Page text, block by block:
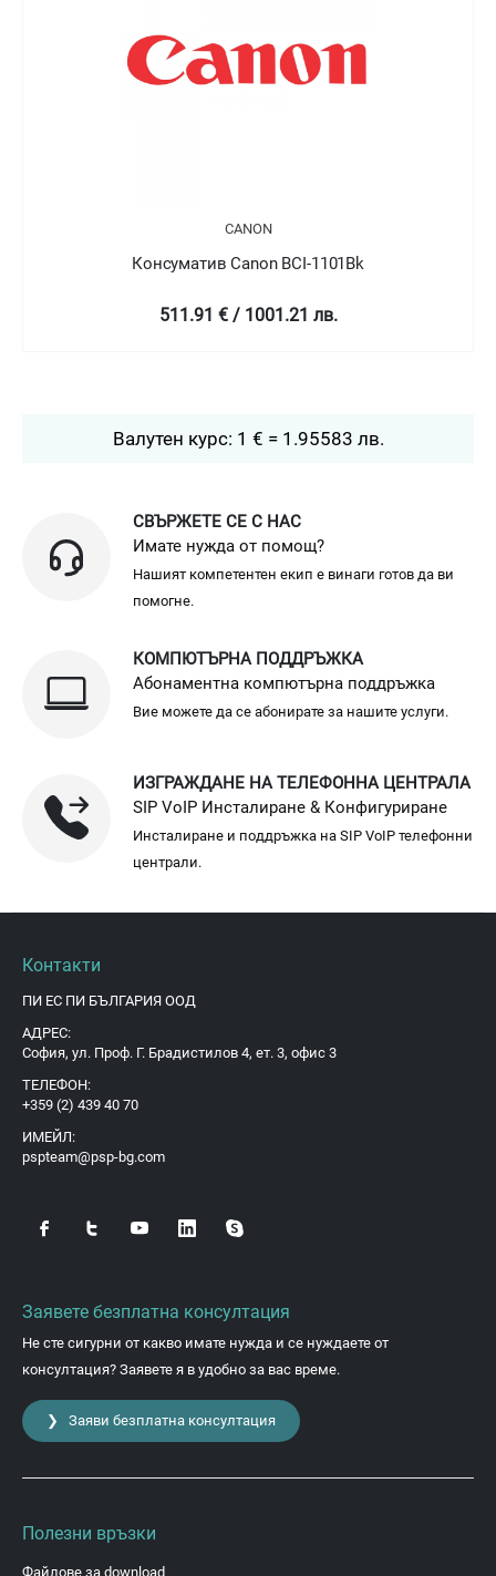
CANON
Консуматив Canon BCI-1101Bk
511.91 € / 1001.21 лв.
Валутен курс: 1 € = 1.95583 лв.
СВЪРЖЕТЕ СЕ С НАС
Имате нужда от помощ?
Нашият компетентен екип е винаги готов да ви
помогне.
КОМПЮТЪРНА ПОДДРЪЖКА
Абонаментна компютърна поддръжка
Вие можете да се абонирате за нашите услуги.
ИЗГРАЖДАНЕ НА ТЕЛЕФОННА ЦЕНТРАЛА
SIP VoIP Инсталиране & Конфигуриране
Инсталиране и поддръжка на SIP VoIP телефонни
централи.
Контакти
ПИ ЕС ПИ БЪЛГАРИЯ ООД
АДРЕС:
София, ул. Проф. Г. Брадистилов 4, ет. 3, офис 3
ТЕЛЕФОН:
+359 (2) 439 40 70
ИМЕЙЛ:
pspteam@psp-bg.com
Заявете безплатна консултация
Не сте сигурни от какво имате нужда и се нуждаете от
консултация? Заявете я в удобно за вас време.
❯ Заяви безплатна консултация
Полезни връзки
Файлове за download